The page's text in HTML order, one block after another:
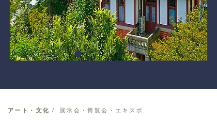
アート・文化 展示会・博覧会・エキスポ